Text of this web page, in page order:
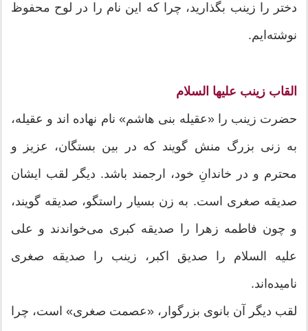
دختر را زینب بگذارید، چرا که این نام را در لوح محفوظ
نوشته‌ایم.
القاب زینب علیها السلام
حضرت زینب را «عقیله بنی هاشم» نام نهاده اند و عقیله،
به زنی بزرگ منش گویند که در بین بستگان، عزیز و
محترم و در خاندانِ خود، ارجمند باشد. دیگر لقب ایشان
صدیقه صغری است. به زن بسیار راستگو، صدیقه گویند،
و چون فاطمه زهرا را صدیقه کبری می‌خواندند و علی
علیه السلام را صدیق اکبر، زینب را صدیقه صغری
نامیده‌اند.
لقب دیگر آن بانوی بزرگوار، «عصمت صغری» است، چرا